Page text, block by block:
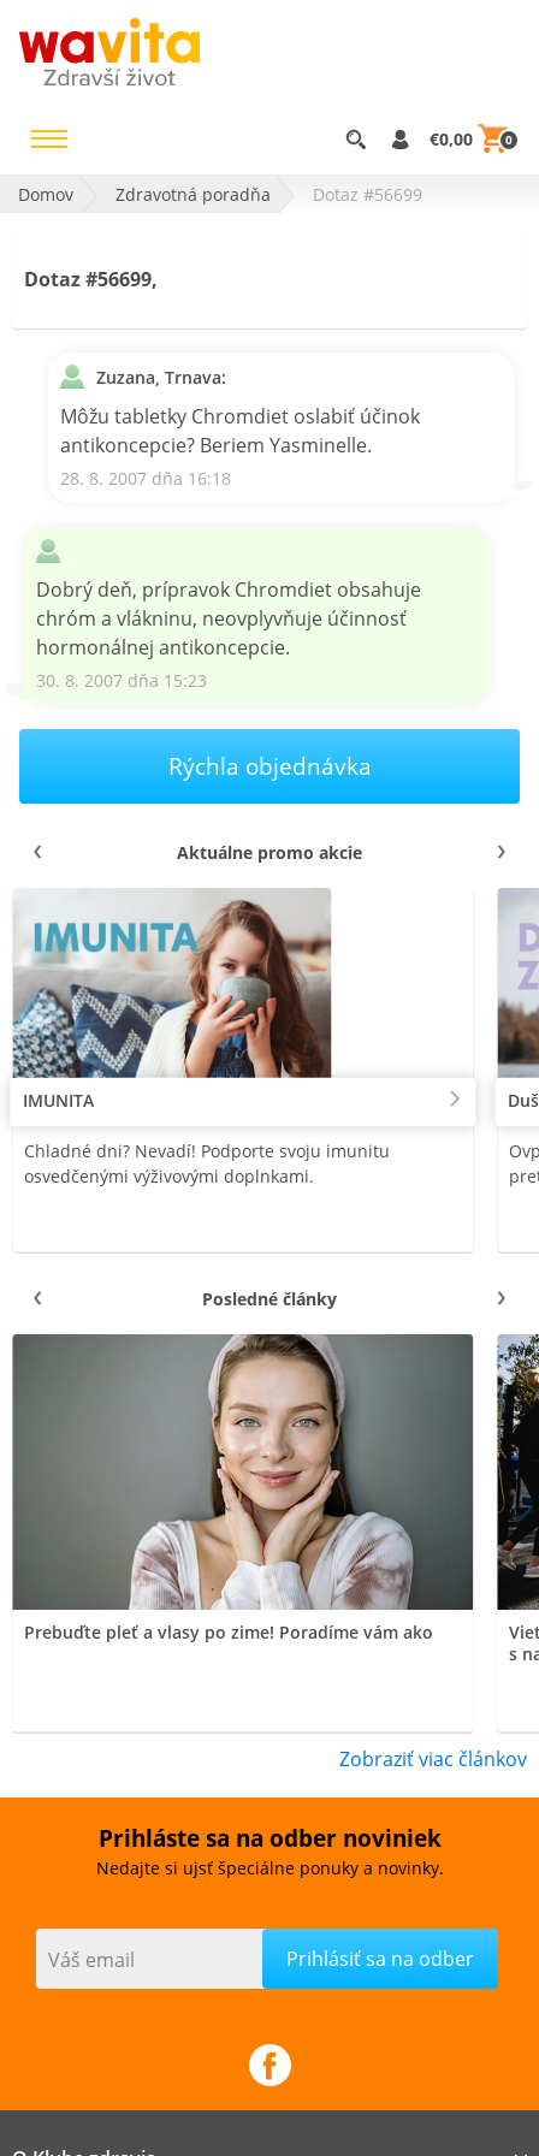
€0,00 0
Domov Zdravotná poradňa Dotaz #56699
Dotaz #56699,
Zuzana, Trnava:
Môžu tabletky Chromdiet oslabiť účinok
antikoncepcie? Beriem Yasminelle.
28. 8. 2007 dňa 16:18
Dobrý deň, prípravok Chromdiet obsahuje
chróm a vlákninu, neovplyvňuje účinnosť
hormonálnej antikoncepcie.
30. 8. 2007 dňa 15:23
Rýchla objednávka
Aktuálne promo akcie
IMUNITA
Chladné dni? Nevadí! Podporte svoju imunitu
osvedčenými výživovými doplnkami.
Posledné články
Prebuďte pleť a vlasy po zime! Poradíme vám ako
s
Zobraziť viac článkov
Prihláste sa na odber noviniek
Nedajte si ujsť špeciálne ponuky a novinky.
Váš email